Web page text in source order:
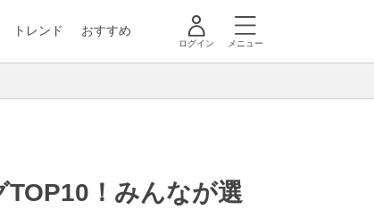
トレンド おすすめ
ログイン メニュー
！みんなが選